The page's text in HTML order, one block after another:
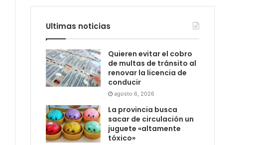
Ultimas noticias
Quieren evitar el cobro
de multas de tránsito al
renovar la licencia de
conducir
agosto 6, 2026
La provincia busca
sacar de circulación un
juguete «altamente
tóxico»